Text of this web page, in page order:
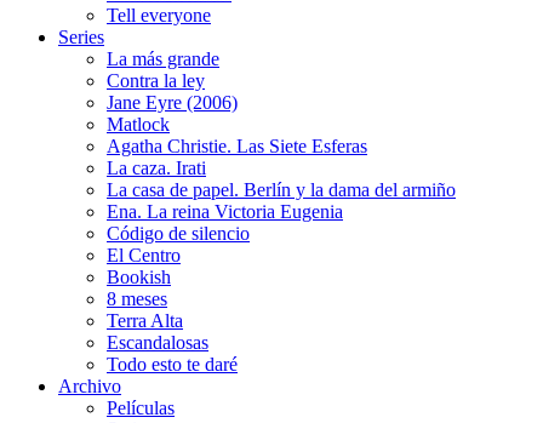
Tell everyone
Series
La más grande
Contra la ley
Jane Eyre (2006)
Matlock
Agatha Christie. Las Siete Esferas
La caza. Irati
La casa de papel. Berlín y la dama del armiño
Ena. La reina Victoria Eugenia
Código de silencio
El Centro
Bookish
8 meses
Terra Alta
Escandalosas
Todo esto te daré
Archivo
Películas